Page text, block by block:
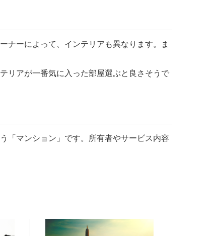
ナーによって、インテリアも異なります。ま
リアが一番気に入った部屋選ぶと良さそうで
「マンション」です。
所有者やサービス内容